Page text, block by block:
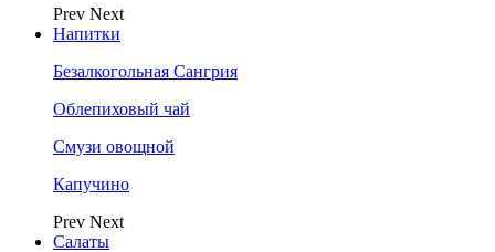
Prev Next
Напитки
Безалкогольная Сангрия
Облепиховый чай
Смузи овощной
Капучино
Prev Next
Салаты